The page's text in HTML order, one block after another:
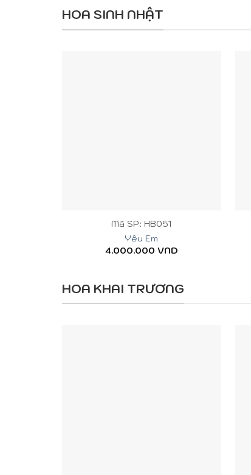
HOA SINH NHẬT
Mã SP: HB051
Yêu Em
4.000.000 VND
HOA KHAI TRƯƠNG